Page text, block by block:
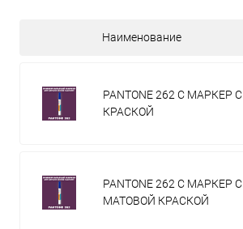
Наименование
PANTONE 262 C МАРКЕР С
КРАСКОЙ
PANTONE 262 C МАРКЕР С
МАТОВОЙ КРАСКОЙ